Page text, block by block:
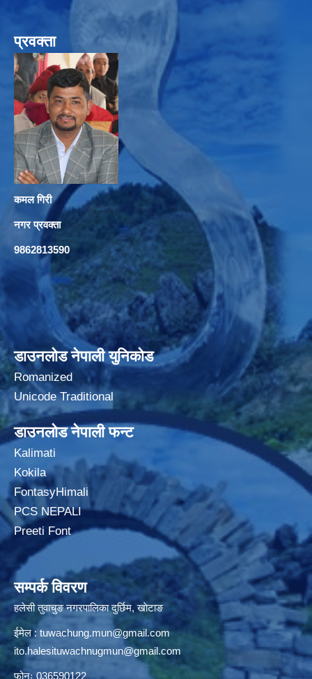
प्रवक्ता
कमल गिरी
नगर प्रवक्ता
9862813590
डाउनलोड नेपाली युनिकोड
Romanized
Unicode Traditional
डाउनलोड नेपाली फन्ट
Kalimati
Kokila
FontasyHimali
PCS NEPALI
Preeti Font
सम्पर्क विवरण
हलेसी तुवाचुङ नगरपालिका दुर्छिम, खाेटाङ
ईमेल : tuwachung.mun@gmail.com
ito.halesituwachnugmun@gmail.com
फोनः 036590122